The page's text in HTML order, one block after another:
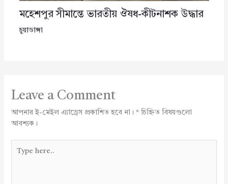
মহেশপুর সীমান্তে ভারতীয় ঔষধ-কীটনাশক উদ্ধার
চুয়াডাঙ্গা
Leave a Comment
আপনার ই-মেইল এ্যাড্রেস প্রকাশিত হবে না। *চিহ্নিত বিষয়গুলো
আবশ্যক।
here..